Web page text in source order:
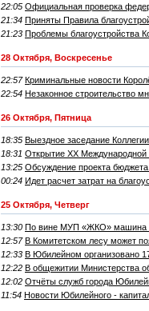
22:05 Официальная проверка
21:34 Приняты Правила
21:23 Проблемы благоустройства
28 Октября, Воскресенье
22:57 Криминальные новости
22:54 Незаконное строительство
26 Октября, Пятница
18:35 Выездное заседание
18:31 Открытие XX
13:25 Обсуждение проекта бюджета
00:24 Идет расчет затрат на
25 Октября, Четверг
13:30 По вине МУП «ЖКО» машина
12:57 В Комитетском лесу может
12:33 В Юбилейном организовано
12:22 В общежитии Министерства
12:02 Отчёты служб города
11:54 Новости Юбилейного -